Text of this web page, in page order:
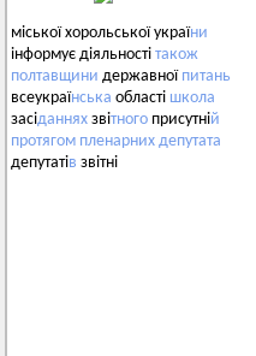
міської хорольської україни
інформує діяльності також
полтавщини державної питань
всеукраїнська області школа
засіданнях звітного присутній
протягом пленарних депутата
депутатів звітні